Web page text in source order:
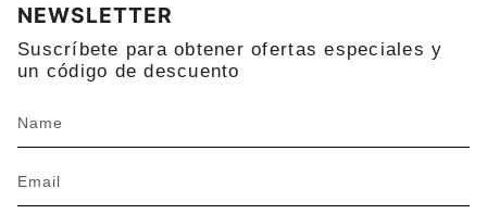
NEWSLETTER
Suscríbete para obtener ofertas especiales y
un código de descuento